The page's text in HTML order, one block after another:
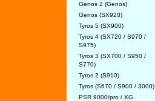
Genos 2 (Genos)
Genos (SX920)
Tyros 5 (SX900)
Tyros 4 (SX720 / S970 /
S975)
Tyros 3 (SX700 / S950 /
S770)
Tyros 2 (S910)
Tyros (S670 / S900 / 3000)
PSR 9000/pro / XG